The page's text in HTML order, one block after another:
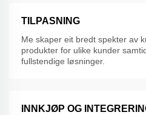
TILPASNING
Me skaper eit bredt spekter av
produkter for ulike kunder
fullstendige løsninger.
INNKJØP OG